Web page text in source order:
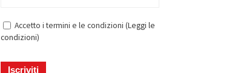
Accetto i termini e le condizioni (Leggi le
condizioni)